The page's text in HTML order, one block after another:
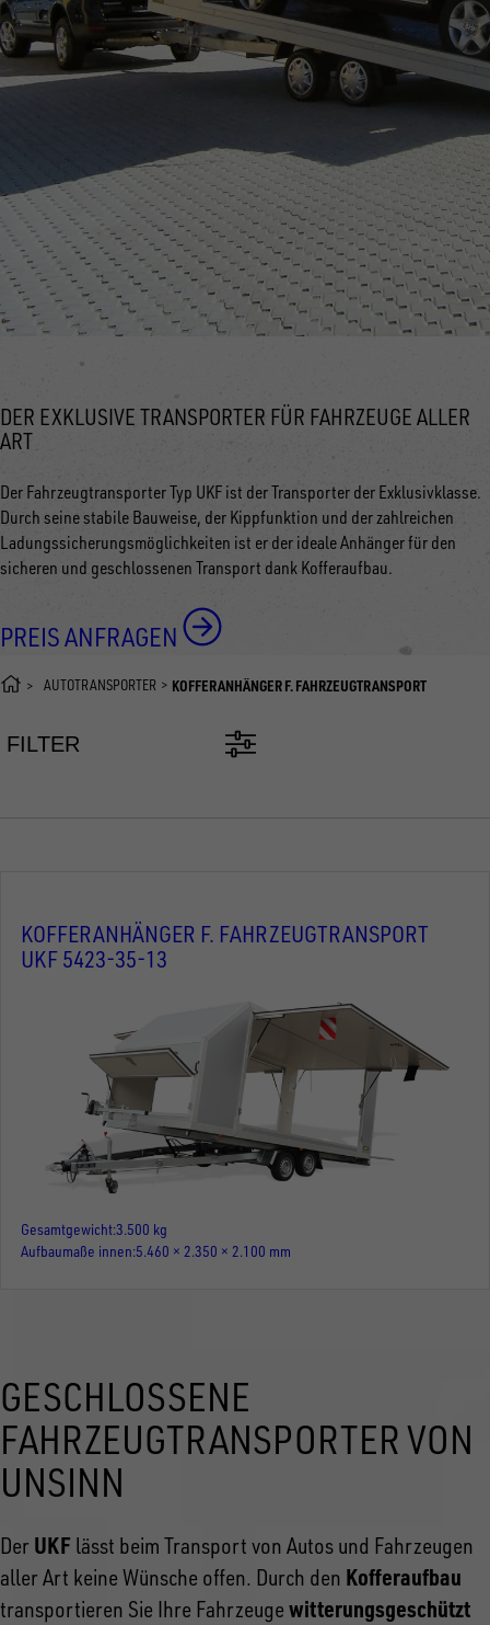
DER EXKLUSIVE TRANSPORTER FÜR FAHRZEUGE ALLER
ART
Der Fahrzeugtransporter Typ UKF ist der Transporter der Exklusivklasse.
Durch seine stabile Bauweise, der Kippfunktion und der zahlreichen
Ladungssicherungsmöglichkeiten ist er der ideale Anhänger für den
sicheren und geschlossenen Transport dank Kofferaufbau.
PREIS ANFRAGEN
AUTOTRANSPORTER KOFFERANHÄNGER F. FAHRZEUGTRANSPORT
FILTER
KOFFERANHÄNGER F. FAHRZEUGTRANSPORT
UKF 5423-35-13
Gesamtgewicht3.500 kg
Aufbaumaße innen 5.460 × 2.350 × 2.100 mm
GESCHLOSSENE
FAHRZEUGTRANSPORTER VON
UNSINN
Der UKF lässt beim Transport von Autos und Fahrzeugen
aller Art keine Wünsche offen. Durch den Kofferaufbau
transportieren Sie Ihre Fahrzeuge witterungsgeschützt